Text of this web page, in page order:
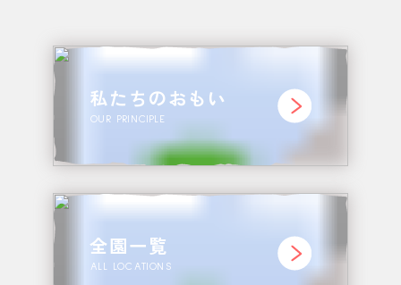
私たちのおもい
OUR PRINCIPLE
全園一覧
ALL LOCATIONS